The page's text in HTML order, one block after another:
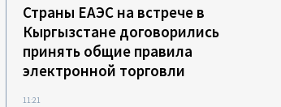
Страны ЕАЭС на встрече в
Кыргызстане договорились
принять общие правила
электронной торговли
11:21